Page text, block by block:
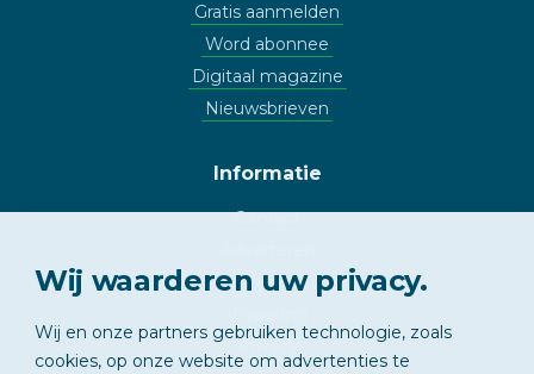
Gratis aanmelden
Word abonnee
Digitaal magazine
Nieuwsbrieven
Informatie
Contact
Copyright
Wij waarderen uw privacy.
Wij en onze partners gebruiken technologie, zoals
cookies, op onze website om advertenties te